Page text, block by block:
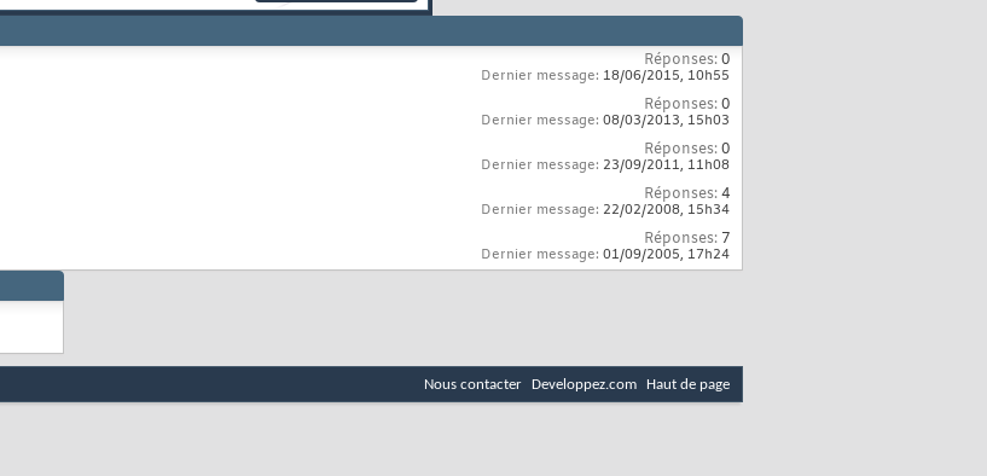
Réponses:0
Dernier message: 18/06/2015, 10h55
Réponses:0
Dernier message: 08/03/2013, 15h03
Réponses:0
Dernier message: 23/09/2011, 11h08
Réponses:4
Dernier message: 22/02/2008, 15h34
Réponses: 7
Dernier message: 01/09/2005, 17h24
Nous contacter Developpez.com Haut de page